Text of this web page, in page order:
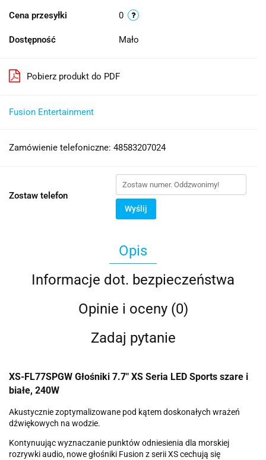
Cena przesyłki 0
Dostępność Mało
Pobierz produkt do PDF
Fusion Entertainment
Zamówienie telefoniczne: 48583207024
Zostaw telefon
Wyślij
Opis
Informacje dot. bezpieczeństwa
Opinie i oceny (0)
Zadaj pytanie
XS-FL77SPGW Głośniki 7.7" XS Seria LED Sports szare i
białe, 240W
Akustycznie zoptymalizowane pod kątem doskonałych wrażeń
dźwiękowych na wodzie.
Kontynuując wyznaczanie punktów odniesienia dla morskiej
rozrywki audio, nowe głośniki Fusion z serii XS cechują się